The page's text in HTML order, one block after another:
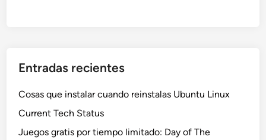
Entradas recientes
Cosas que instalar cuando reinstalas Ubuntu Linux
Current Tech Status
Juegos gratis por tiempo limitado: Day of The